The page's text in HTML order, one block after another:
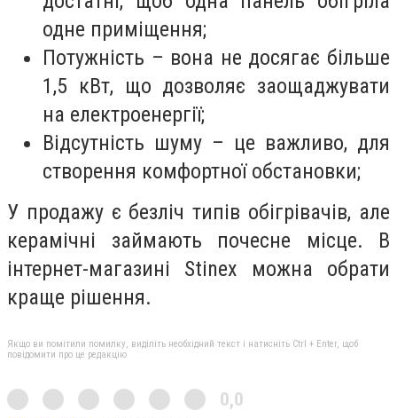
одне приміщення;
Потужність – вона не досягає більше
1,5 кВт, що дозволяє заощаджувати
на електроенергії;
Відсутність шуму – це важливо, для
створення комфортної обстановки;
У продажу є безліч типів обігрівачів, але
керамічні займають почесне місце. В
інтернет-магазині Stinex можна обрати
краще рішення.
Якщо ви помітили помилку, виділіть необхідний текст і натисніть Ctrl + Enter, щоб
повідомити про це редакцію
0,0